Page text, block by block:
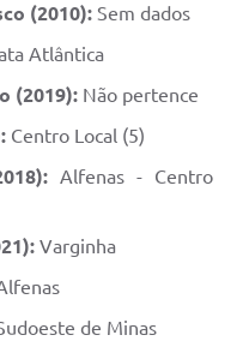
(2010): Sem dados
Atlântica
(2019): Não pertence
Centro Local (5)
Alfenas - Centro
Varginha
de Minas